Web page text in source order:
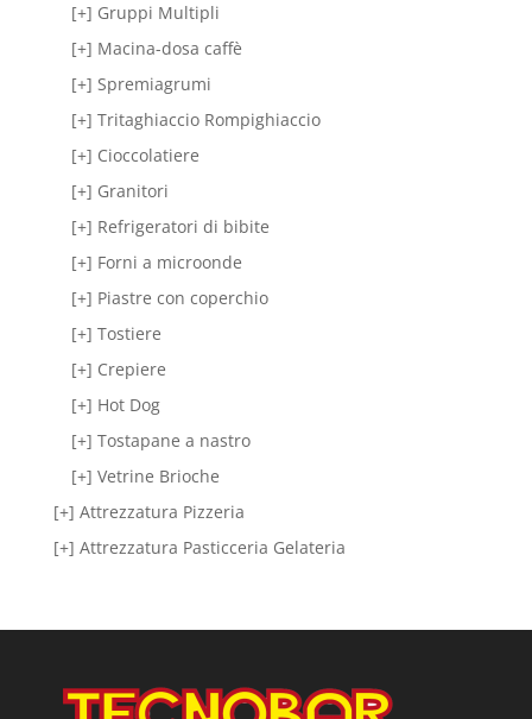
[+] Gruppi Multipli
[+] Macina-dosa caffè
[+] Spremiagrumi
[+] Tritaghiaccio Rompighiaccio
[+] Cioccolatiere
[+] Granitori
[+] Refrigeratori di bibite
[+] Forni a microonde
[+] Piastre con coperchio
[+] Tostiere
[+] Crepiere
[+] Hot Dog
[+] Tostapane a nastro
[+] Vetrine Brioche
[+] Attrezzatura Pizzeria
[+] Attrezzatura Pasticceria Gelateria